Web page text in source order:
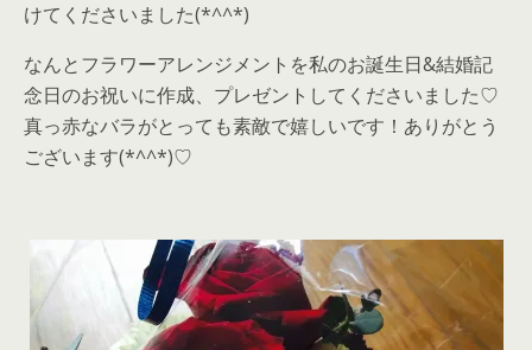
けてくださいました(*^^*)
なんとフラワーアレンジメントを私のお誕生日&結婚記
念日のお祝いに作成、プレゼントしてくださいました♡
真っ赤なバラがとっても素敵で嬉しいです！ありがとう
ございます(*^^*)♡